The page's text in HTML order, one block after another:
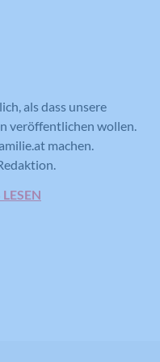
als dass unsere
veröffentlichen wollen.
machen.
von Videos.